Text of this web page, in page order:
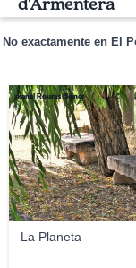
No exactamente en El
La Planeta
manel Rouras Beiner